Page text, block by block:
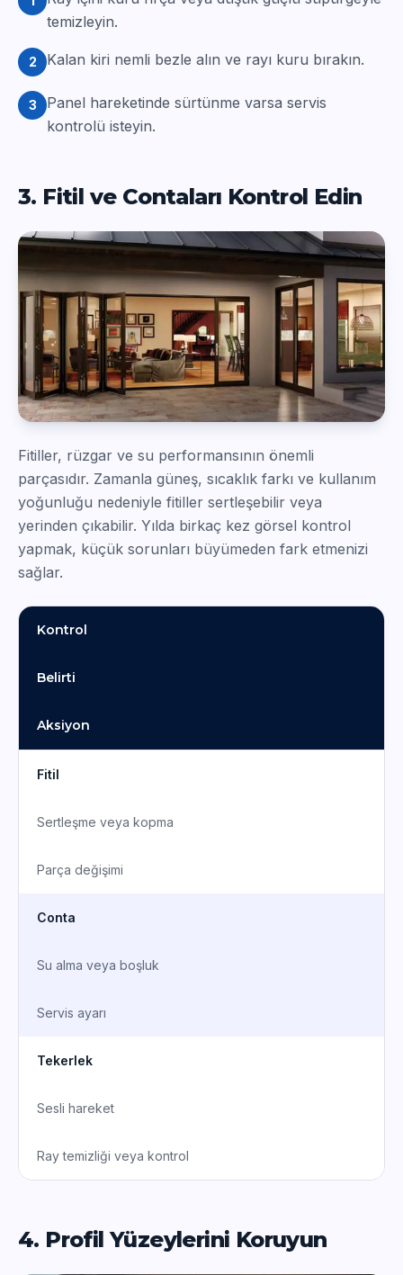
temizleyin.
2 Kalan kiri nemli bezle alın ve rayı kuru bırakın.
3
Panel hareketinde sürtünme varsa servis
kontrolü isteyin.
3. Fitil ve Contaları Kontrol Edin
Fitiller, rüzgar ve su performansının önemli
parçasıdır. Zamanla güneş, sıcaklık farkı ve kullanım
yoğunluğu nedeniyle fitiller sertleşebilir veya
yerinden çıkabilir. Yılda birkaç kez görsel kontrol
yapmak, küçük sorunları büyümeden fark etmenizi
sağlar.
Kontrol
Belirti
Aksiyon
Fitil
Sertleşme veya kopma
Parça değişimi
Conta
Su alma veya boşluk
Servis ayarı
Tekerlek
Sesli hareket
Ray temizliği veya kontrol
4. Profil Yüzeylerini Koruyun